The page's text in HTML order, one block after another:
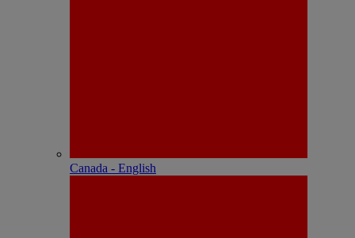
Canada - English